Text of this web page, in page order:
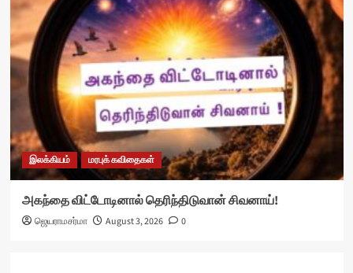
இலக்கியம் மரபுக் கவிதைகள்
அகந்தை விட்டோடினால் தெரிந்திடுவான் சிவனாய்!
ஜெயராமசர்மா August 3, 2026 0